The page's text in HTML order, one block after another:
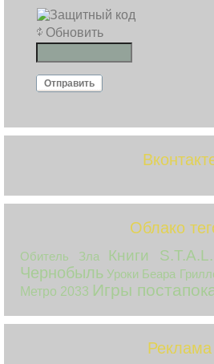
Обновить
Отправить
Облако
Обитель Зла Книги
Чернобыль Уроки Беара
Метро 2033 Игры
Реклама